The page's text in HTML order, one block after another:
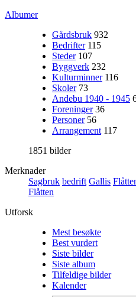
Albumer
Gårdsbruk 932
Bedrifter 115
Steder 107
Byggverk 232
Kulturminner 116
Skoler 73
Andebu 1940 - 1945
Foreninger 36
Personer 56
Arrangement 117
1851 bilder
Merknader
Sagbruk bedrift Gallis
Flåtten
Utforsk
Mest besøkte
Best vurdert
Siste bilder
Siste album
Tilfeldige bilder
Kalender